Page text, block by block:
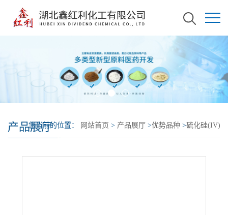
产品展厅
您当前的位置： 网站首页 > 产品展厅 >优势品种 >硫化硅(IV)